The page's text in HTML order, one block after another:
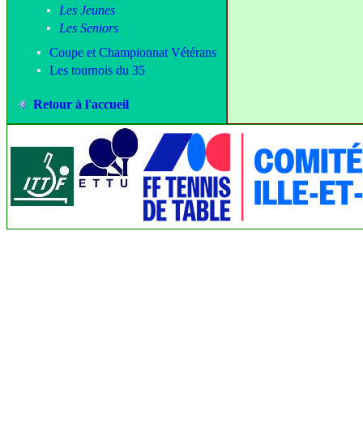
Les Jeunes
Les Seniors
Coupe et Championnat Vétérans
Les tournois du 35
Retour à l'accueil